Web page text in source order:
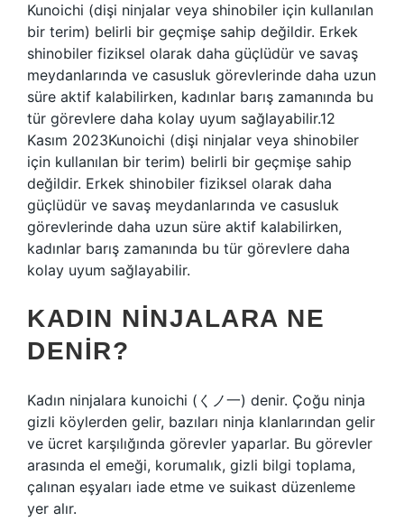
Kunoichi (dişi ninjalar veya shinobiler için kullanılan
bir terim) belirli bir geçmişe sahip değildir. Erkek
shinobiler fiziksel olarak daha güçlüdür ve savaş
meydanlarında ve casusluk görevlerinde daha uzun
süre aktif kalabilirken, kadınlar barış zamanında bu
tür görevlere daha kolay uyum sağlayabilir.12
Kasım 2023Kunoichi (dişi ninjalar veya shinobiler
için kullanılan bir terim) belirli bir geçmişe sahip
değildir. Erkek shinobiler fiziksel olarak daha
güçlüdür ve savaş meydanlarında ve casusluk
görevlerinde daha uzun süre aktif kalabilirken,
kadınlar barış zamanında bu tür görevlere daha
kolay uyum sağlayabilir.
KADIN NINJALARA NE
DENIR?
Kadın ninjalara kunoichi (くノ一) denir. Çoğu ninja
gizli köylerden gelir, bazıları ninja klanlarından gelir
ve ücret karşılığında görevler yaparlar. Bu görevler
arasında el emeği, korumalık, gizli bilgi toplama,
çalınan eşyaları iade etme ve suikast düzenleme
yer alır.